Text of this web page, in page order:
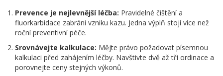
Prevence je nejlevnější léčba: Pravidelné čištění a
fluorkarbidace zabráni vzniku kazu. Jedna výplň stojí více než
roční preventivní péče.
Srovnávejte kalkulace: Mějte právo požadovat písemnou
kalkulaci před zahájením léčby. Navštivte dvě až tři ordinace a
porovnejte ceny stejných výkonů.